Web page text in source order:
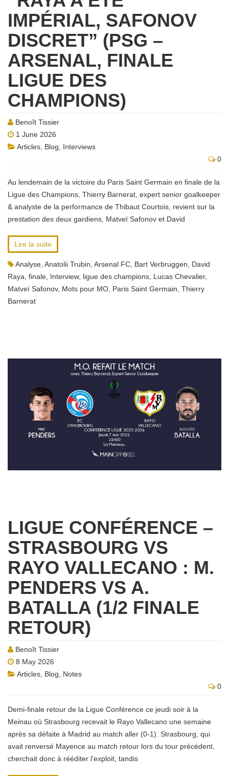
IMPÉRIAL, SAFONOV
DISCRET” (PSG –
ARSENAL, FINALE
LIGUE DES
CHAMPIONS)
Benoît Tissier
1 June 2026
Articles Blog
Interviews
0
Au lendemain de la victoire du Paris Saint Germain en finale de la
Ligue des Champions, Thierry Barnerat, expert senior goalkeeper
& analyste de la performance de Thibaut Courtois, revient sur la
prestation des deux gardiens, Matveï Safonov et David
Lire la suite
Analyse Anatolii Trubin Arsenal FC Bart Verbruggen
David
Raya finale Interview, ligue des champions Lucas Chevalier,
Matveï Safonov, Mots pour MO Paris Saint Germain Thierry
Barnerat
LIGUE CONFÉRENCE –
STRASBOURG VS
RAYO VALLECANO : M.
PENDERS VS A.
BATALLA (1/2 FINALE
RETOUR)
Benoît Tissier
8 May 2026
Articles Blog
Notes
0
Demi-finale retour de la Ligue Conférence ce jeudi soir à la
Meinau où Strasbourg recevait le Rayo Vallecano une semaine
après sa défaite à Madrid au match aller (0-1). Strasbourg, qui
avait renversé Mayence au match retour lors du tour précédent,
cherchait donc à rééditer l’exploit, tandis